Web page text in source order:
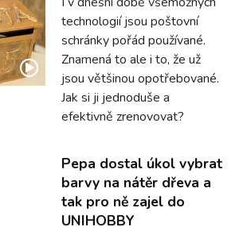
technologií jsou poštovní
schránky pořád používané.
Znamená to ale i to, že už
jsou většinou opotřebované.
Jak si ji jednoduše a
efektivně zrenovovat?
Pepa dostal úkol vybrat
barvy na nátěr dřeva a
tak pro ně zajel do
UNIHOBBY